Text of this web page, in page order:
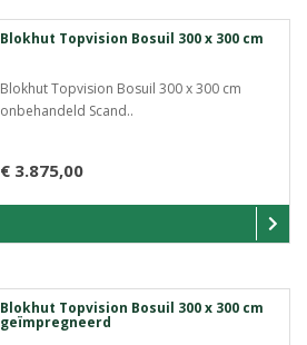
Blokhut Topvision Bosuil 300 x 300 cm
Blokhut Topvision Bosuil 300 x 300 cm
onbehandeld Scand..
€ 3.875,00
Blokhut Topvision Bosuil 300 x 300 cm
geïmpregneerd